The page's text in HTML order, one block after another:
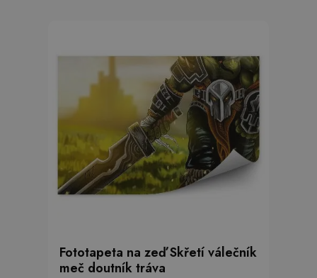
Fototapeta na zeď Skřetí válečník
meč doutník tráva